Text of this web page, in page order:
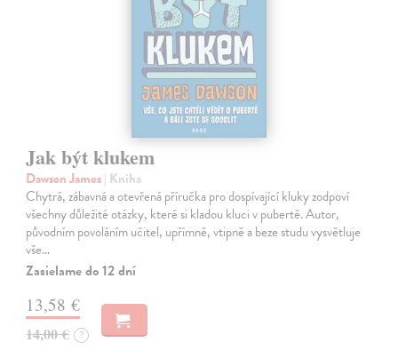
Jak být klukem
Dawson James| Kniha
Chytrá, zábavná a otevřená příručka pro dospívající kluky zodpoví
všechny důležité otázky, které si kladou kluci v pubertě. Autor,
původním povoláním učitel, upřímně, vtipně a beze studu vysvětluje
vše…
Zasielame do 12 dní
13,58 €
14,00 € ?